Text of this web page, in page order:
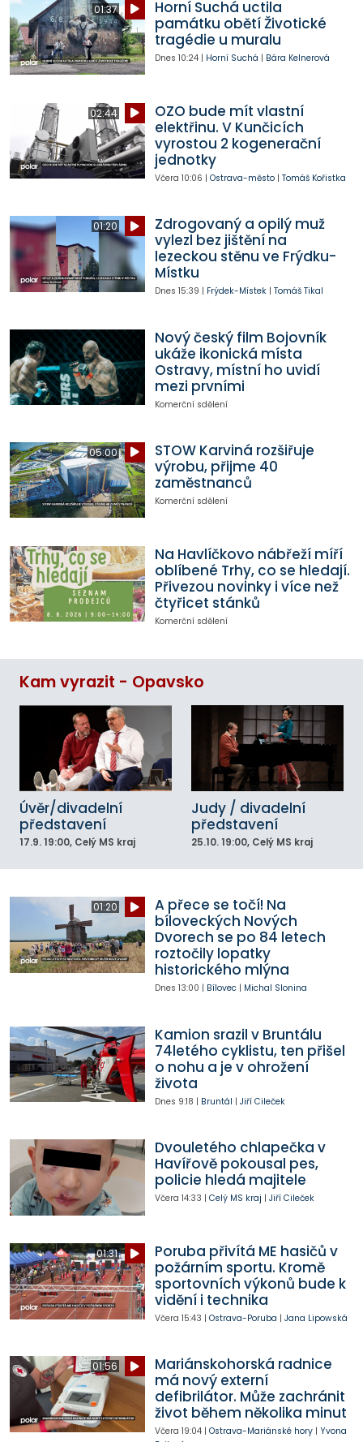
01:37
Horní Suchá uctila
památku obětí Životické
tragédie u muralu
Dnes 10:24| Horní Suchá | Bára Kelnerová
02:44
OZO bude mít vlastní
elektřinu. V Kunčicích
vyrostou 2 kogenerační
jednotky
Včera 10:06 | Ostrava-město| Tomáš Kořistka
01:20
Zdrogovaný a opilý muž
vylezl bez jištění na
lezeckou stěnu ve Frýdku-
Místku
Dnes 15:39 | Frýdek-Místek| Tomáš Tikal
Nový český film Bojovník
ukáže ikonická místa
Ostravy, místní ho uvidí
mezi prvními
Komerční sdělení
05:00
STOW Karviná rozšiřuje
výrobu, přijme 40
zaměstnanců
Komerční sdělení
Na Havlíčkovo nábřeží míří
oblíbené Trhy, co se hledají.
Přivezou novinky i více než
čtyřicet stánků
Komerční sdělení
Kam vyrazit - Opavsko
Úvěr/divadelní
představení
17.9. 19:00, Celý MS kraj
Judy / divadelní
představení
25.10. 19:00, Celý MS kraj
01:20
A přece se točí! Na
bíloveckých Nových
Dvorech se po 84 letech
roztočily lopatky
historického mlýna
Dnes 13:00 | Bílovec| Michal Slonina
Kamion srazil v Bruntálu
74letého cyklistu, ten přišel
o nohu a je v ohrožení
života
Dnes 9:18 | Bruntál | Jiří Cileček
Dvouletého chlapečka v
Havířově pokousal pes,
policie hledá majitele
Včera 14:33 | Celý MS kraj | Jiří Cileček
01:31
Poruba přivítá ME hasičů v
požárním sportu. Kromě
sportovních výkonů bude k
vidění i technika
Včera 15:43 | Ostrava-Poruba | Jana Lipowská
01:56
Mariánskohorská radnice
má nový externí
defibrilátor. Může zachránit
život během několika minut
Včera 19:04| Ostrava-Mariánské hory| Yvona